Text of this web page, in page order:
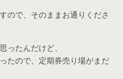
ので、そのままお通りくださ
ったんだけど、
たので、定期券売り場がまだ